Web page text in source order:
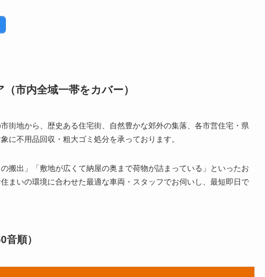
市内全域一帯をカバー）
街地から、歴史ある住宅街、自然豊かな郊外の集落、各市営住宅・県
に不用品回収・粗大ゴミ処分を承っております。
搬出」「敷地が広くて納屋の奥まで荷物が詰まっている」といったお
まいの環境に合わせた最適な車両・スタッフでお伺いし、最短即日で
順）